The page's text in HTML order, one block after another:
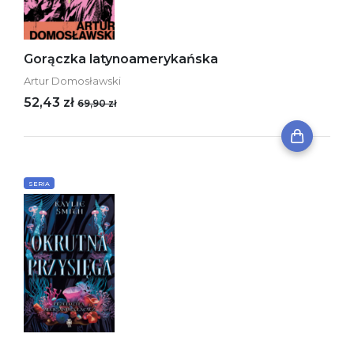
Gorączka latynoamerykańska
Artur Domosławski
52,43 zł 69,90 zł
SERIA